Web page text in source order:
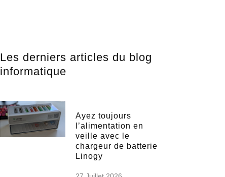
Les derniers articles du blog
informatique
Ayez toujours
l’alimentation en
veille avec le
chargeur de batterie
Linogy